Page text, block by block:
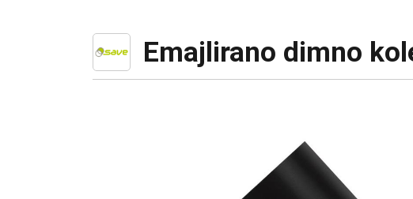
Emajlirano dimno